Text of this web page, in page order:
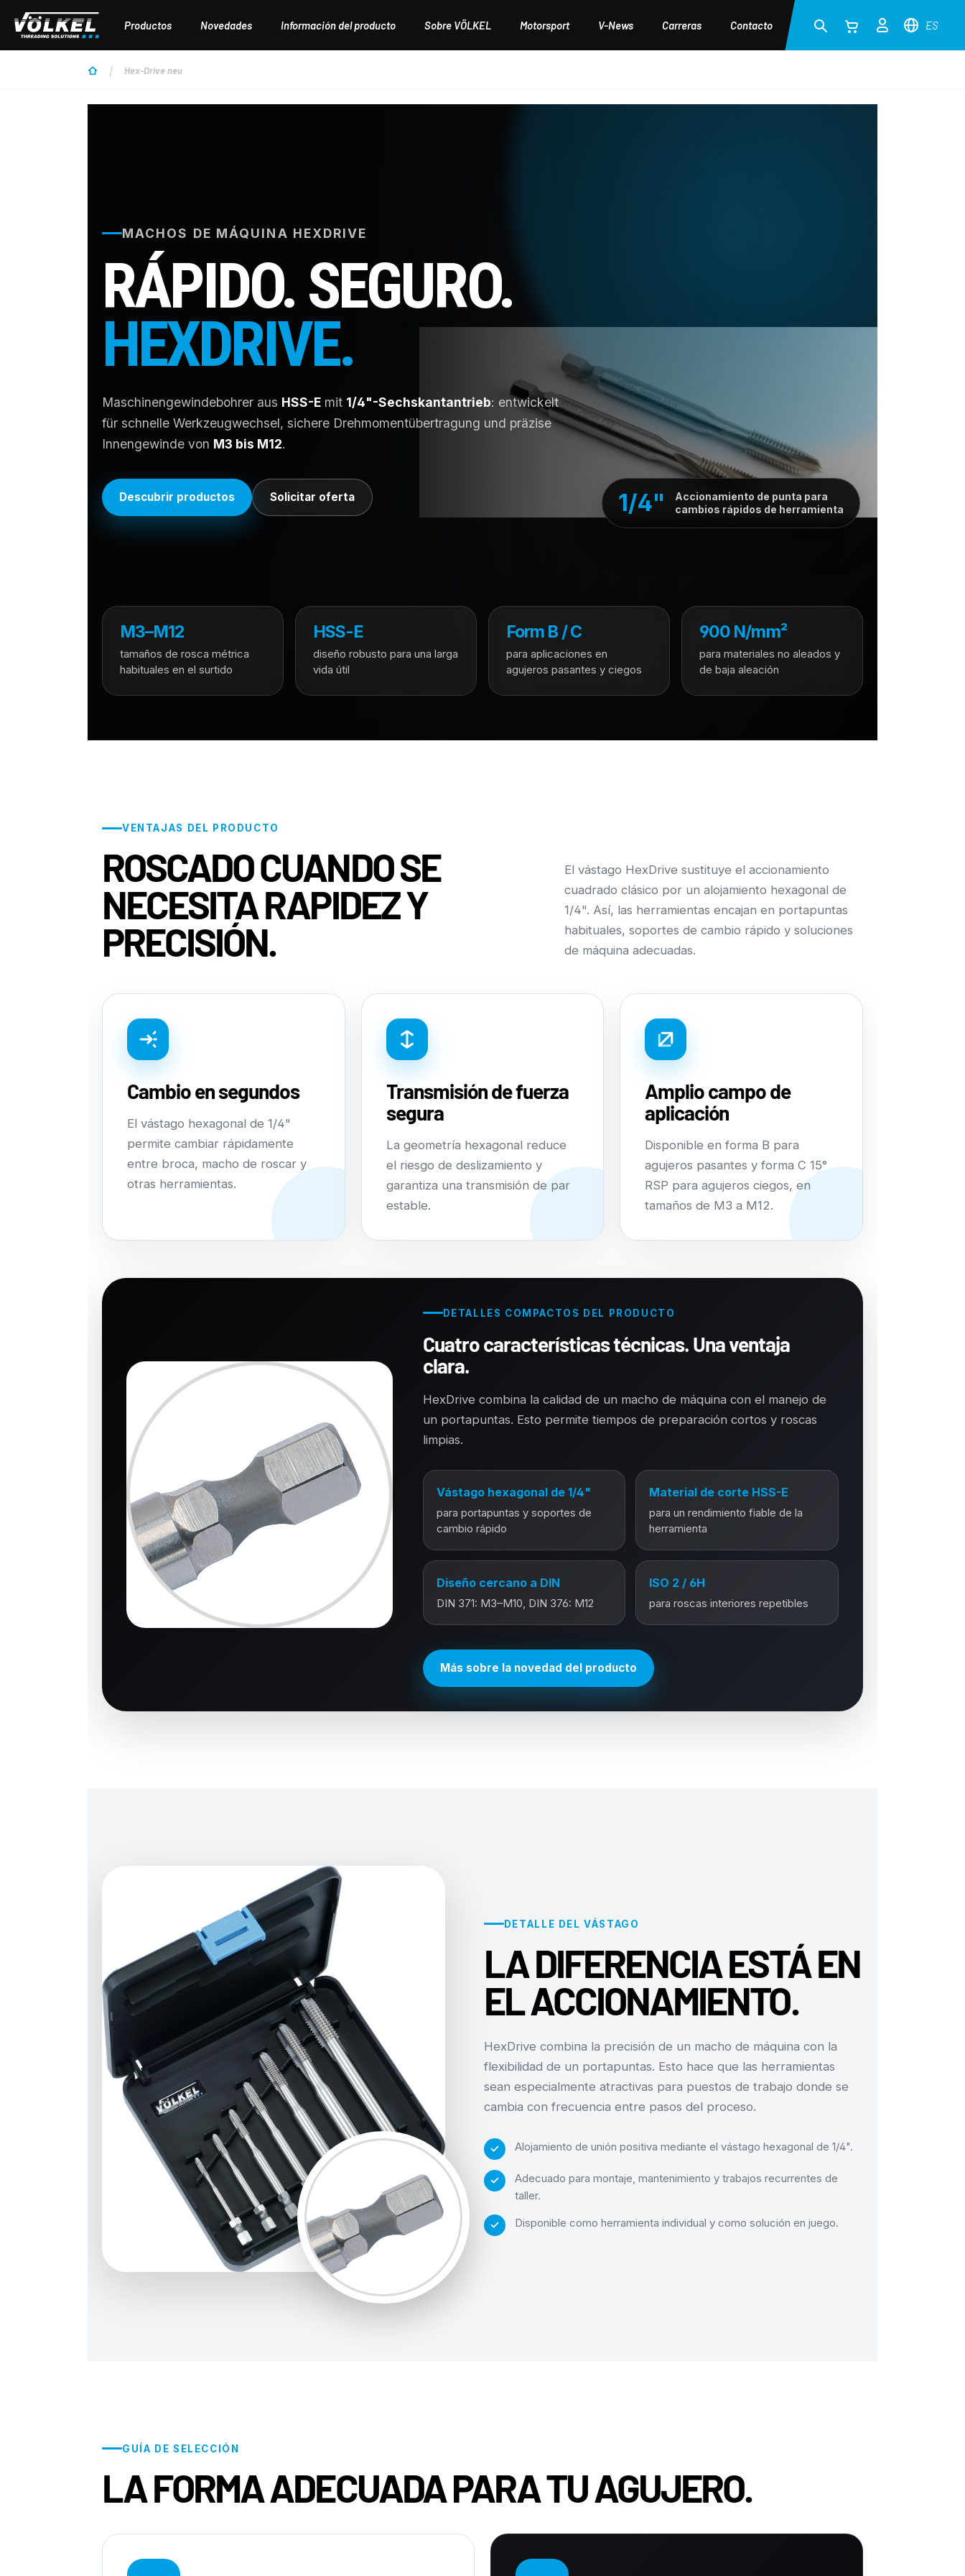
al contenido principal
Saltar a la búsqueda
Saltar a la navegación principal
Productos Novedades Información del producto Sobre VÖLKEL Motorsport V-News Carreras Contacto ES
Hex-Drive neu
MACHOS DE MÁQUINA HEXDRIVE
RÁPIDO. SEGURO.
HEXDRIVE.
Maschinengewindebohrer aus HSS-E mit 1/4"-Sechskantantrieb: entwickelt
für schnelle Werkzeugwechsel, sichere Drehmomentübertragung und präzise
Innengewinde von M3 bis M12.
Descubrir productos Solicitar oferta 1/4"
Accionamiento de punta para
cambios rápidos de herramienta
M3–M12
tamaños de rosca métrica
habituales en el surtido
HSS-E
diseño robusto para una larga
vida útil
Form B / C
para aplicaciones en
agujeros pasantes y ciegos
900 N/mm²
para materiales no aleados y
de baja aleación
VENTAJAS DEL PRODUCTO
ROSCADO CUANDO SE
NECESITA RAPIDEZ Y
PRECISIÓN.
El vástago HexDrive sustituye el accionamiento
cuadrado clásico por un alojamiento hexagonal de
1/4". Así, las herramientas encajan en portapuntas
habituales, soportes de cambio rápido y soluciones
de máquina adecuadas.
Cambio en segundos
El vástago hexagonal de 1/4"
permite cambiar rápidamente
entre broca, macho de roscar y
otras herramientas.
Transmisión de fuerza
segura
La geometría hexagonal reduce
el riesgo de deslizamiento y
garantiza una transmisión de par
estable.
Amplio campo de
aplicación
Disponible en forma B para
agujeros pasantes y forma C 15°
RSP para agujeros ciegos, en
tamaños de M3 a M12.
DETALLES COMPACTOS DEL PRODUCTO
Cuatro características técnicas. Una ventaja
clara.
HexDrive combina la calidad de un macho de máquina con el manejo de
un portapuntas. Esto permite tiempos de preparación cortos y roscas
limpias.
Vástago hexagonal de 1/4"
para portapuntas y soportes de
cambio rápido
Material de corte HSS-E
para un rendimiento fiable de la
herramienta
Diseño cercano a DIN
DIN 371: M3–M10, DIN 376: M12
ISO 2 / 6H
para roscas interiores repetibles
Más sobre la novedad del producto
DETALLE DEL VÁSTAGO
LA DIFERENCIA ESTÁ EN
EL ACCIONAMIENTO.
HexDrive combina la precisión de un macho de máquina con la
flexibilidad de un portapuntas. Esto hace que las herramientas
sean especialmente atractivas para puestos de trabajo donde se
cambia con frecuencia entre pasos del proceso.
Alojamiento de unión positiva mediante el vástago hexagonal de 1/4".
Adecuado para montaje, mantenimiento y trabajos recurrentes de
taller.
Disponible como herramienta individual y como solución en juego.
GUÍA DE SELECCIÓN
LA FORMA ADECUADA PARA TU AGUJERO.